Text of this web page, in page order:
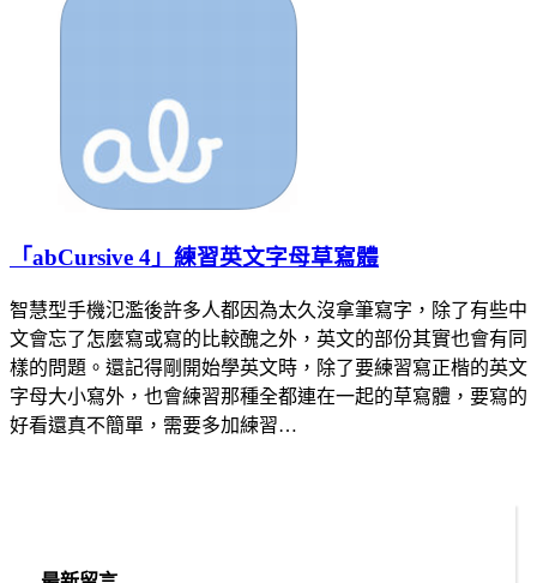
「abCursive 4」練習英文字母草寫體
智慧型手機氾濫後許多人都因為太久沒拿筆寫字，除了有些中
文會忘了怎麼寫或寫的比較醜之外，英文的部份其實也會有同
樣的問題。還記得剛開始學英文時，除了要練習寫正楷的英文
字母大小寫外，也會練習那種全都連在一起的草寫體，要寫的
好看還真不簡單，需要多加練習…